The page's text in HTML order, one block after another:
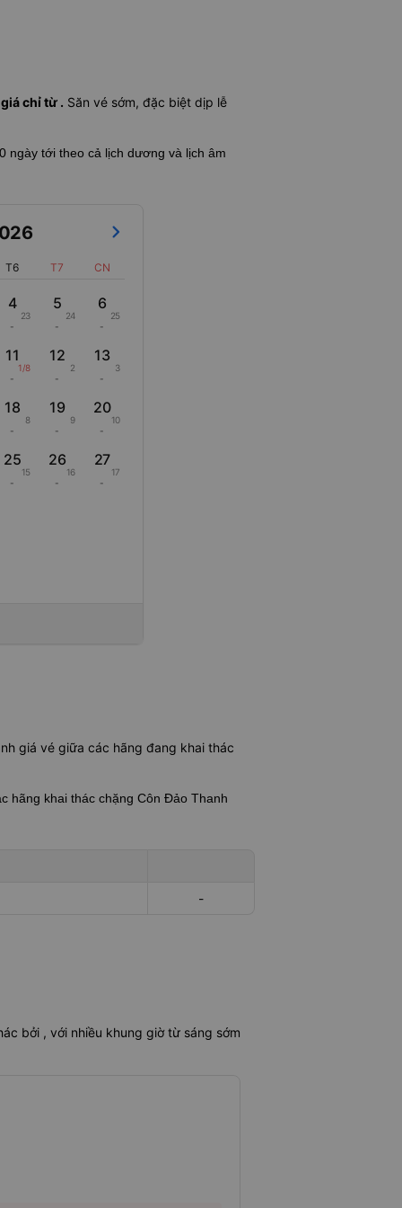
chỉ từ . Săn vé sớm, đặc biệt dịp lễ
ngày tới theo cả lịch dương và lịch âm
T6 T7 CN
4
23
-
5
24
-
6
25
-
11
1/8
-
12
2
-
13
3
-
18
8
-
19
9
-
20
10
-
25
15
-
26
16
-
27
17
-
giá vé giữa các hãng đang khai thác
hãng khai thác chặng Côn Đảo Thanh
-
bởi , với nhiều khung giờ từ sáng sớm